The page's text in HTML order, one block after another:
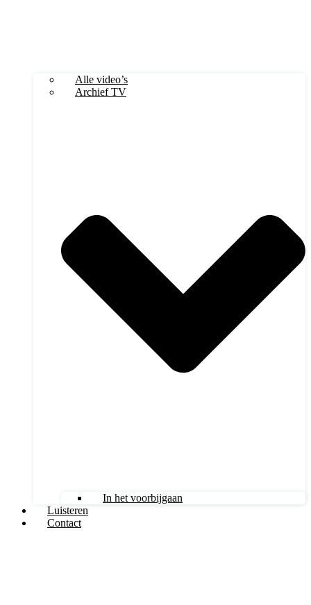
Alle video’s
Archief TV
In het voorbijgaan
Luisteren
Contact